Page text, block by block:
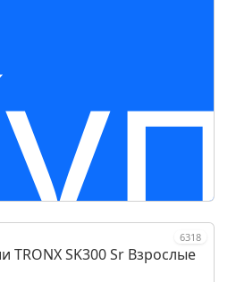
6318
TRONX SK300 Sr Взрослые